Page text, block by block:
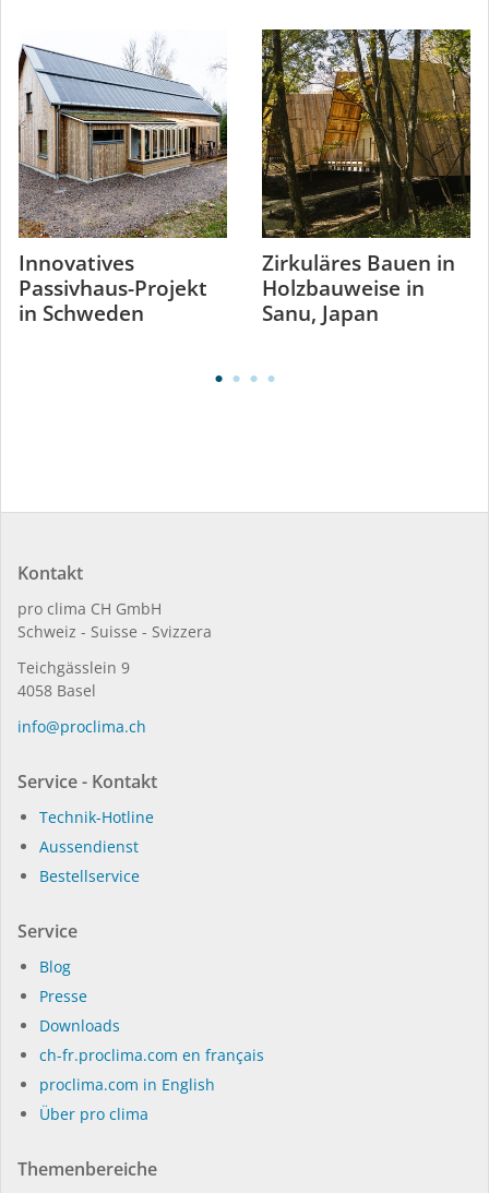
Innovatives
Passivhaus-Projekt
in Schweden
Zirkuläres Bauen in
Holzbauweise in
Sanu, Japan
Kontakt
pro clima CH GmbH
Schweiz - Suisse - Svizzera
Teichgässlein 9
4058 Basel
in­fo@procli­ma.ch
Service - Kontakt
Technik-Hotline
Aussendienst
Bestellservice
Service
Blog
Presse
Dow­n­loads
ch-fr.proclima.com en français
proclima.com in English
Über pro clima
Themenbereiche